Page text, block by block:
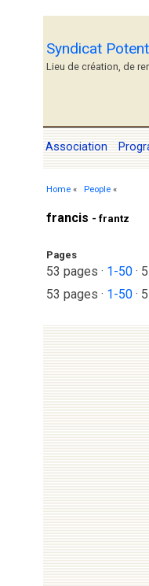
Syndicat
Lieu de création, de
Association
Home « People «
francis - frantz
Pages
53 pages · 1-50 ·
53 pages · 1-50 ·